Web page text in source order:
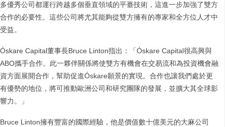
多優秀公司都運行跨越多個垂直領域的平臺技術，這進一步加強了雙方
合作的必要性。這些公司將尤其能夠從雙方擁有的專家和全方位人才中
受益。
Óskare Capital董事長Bruce Linton指出：「Óskare Capital很高興與
ABO攜手合作。此一夥伴關係將使雙方有機會在交易流和為投資機會融
資方面展開合作，幫助促進Óskare願景的實現。合作也讓我們處於更
有優勢的地位，將可推動歐洲公司和研究團隊的發展，並擴大其全球影
響力。」
Bruce Linton擁有豐富的國際經驗，他是價值數十億美元的大麻公司